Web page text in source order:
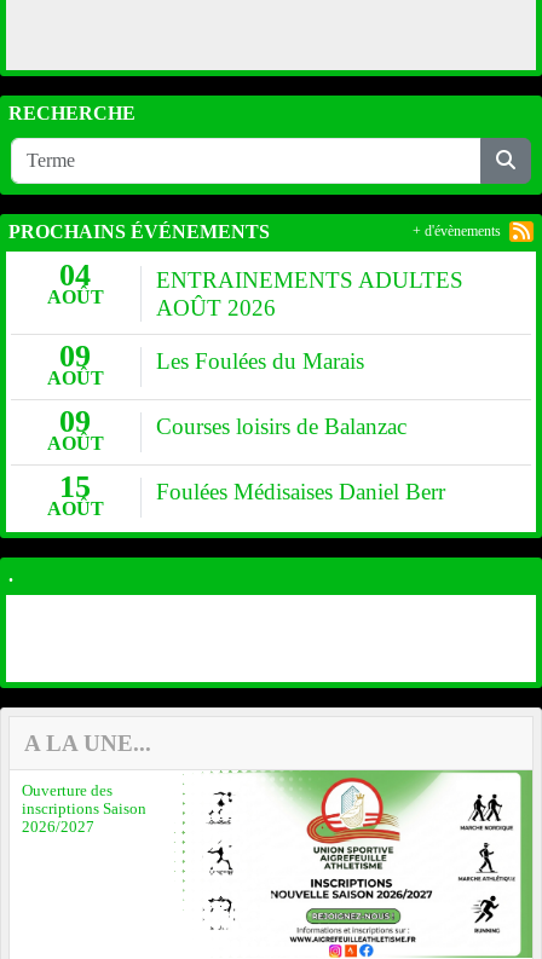
A LA UNE...
Ouverture des
inscriptions Saison
2026/2027
Next
RECHERCHE
PROCHAINS ÉVÉNEMENTS
04
AOÛT
ENTRAINEMENTS ADULTES
AOÛT 2026
09
AOÛT
Les Foulées du Marais
09
AOÛT
Courses loisirs de Balanzac
15
AOÛT
Foulées Médisaises Daniel Berr
+ d'évènements
.